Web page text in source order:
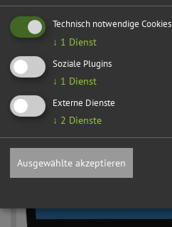
Sitzungstermine
Technisch notwendige Cookies
↓ 1 Dienst
Soziale Plugins
↓ 1 Dienst
Externe Dienste
↓ 2 Dienste
Ausgewählte akzeptieren